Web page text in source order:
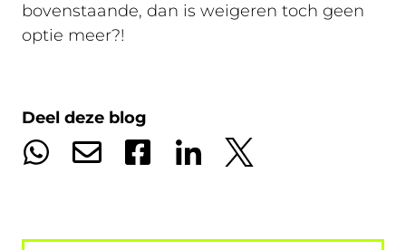
bovenstaande, dan is weigeren toch geen
optie meer?!
Deel deze blog